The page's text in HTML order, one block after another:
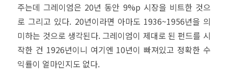
주는데 그레이엄은 20년 동안 9%p 시장을 비트한 것으
로 그리고 있다. 20년이라면 아마도 1936~1956년을 의
미하는 것으로 생각된다. 그레이엄이 제대로 된 펀드를 시
작한 건 1926년이니 여기엔 10년이 빠져있고 정확한 수
익률이 얼마인지도 없다.